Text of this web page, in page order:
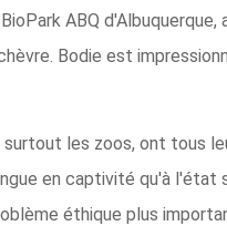
ABQ
Bodie est
les zoos, ont tous
en captivité qu'à
éthique plus